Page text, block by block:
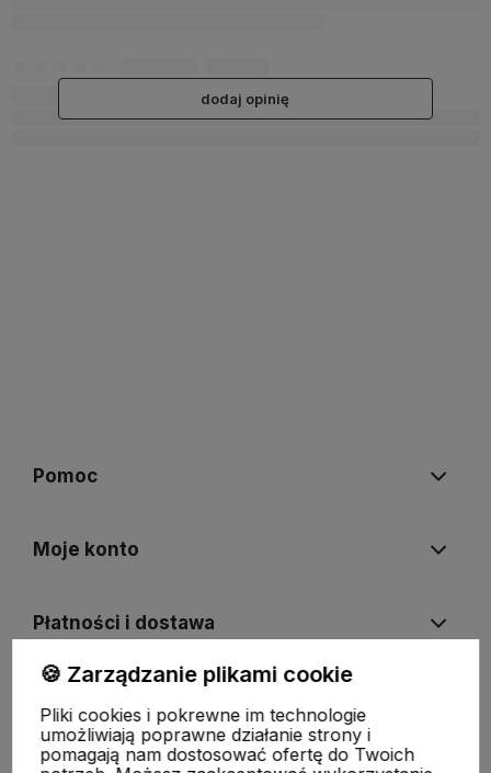
dodaj opinię
Pomoc
Moje konto
Płatności i dostawa
🍪 Zarządzanie plikami cookie
Pliki cookies i pokrewne im technologie
umożliwiają poprawne działanie strony i
pomagają nam dostosować ofertę do Twoich